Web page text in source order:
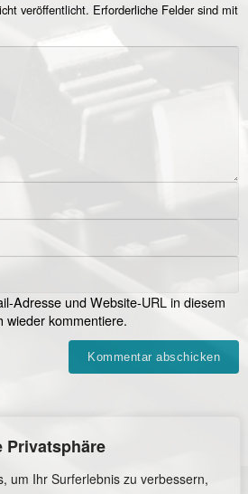
Privatsphäre
um Ihr Surferlebnis zu verbessern,
veröffentlicht. Erforderliche Felder sind mit
Adresse und Website-URL in diesem
wieder kommentiere.